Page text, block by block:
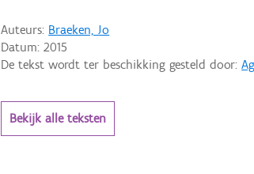
Auteurs: Braeken, Jo
Datum:2015
De tekst wordt ter beschikking gesteld door:
Bekijk alle teksten